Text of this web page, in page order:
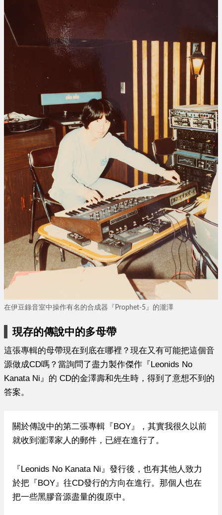
在伊豆錄音室中操作有名的合成器『Prophet-5』的瀧澤
現存的傳說中的多母帶
這張專輯的母帶現在到底在哪裡？現在又有可能把這個音
源做成CD嗎？當詢問了盡力製作傑作 『Leonids No
Kanata Ni 』 的 CD的金澤壽和先生時，得到了意想不到的
答案。
關於傳說中的第二張專輯『BOY』，其實我很久以前
就收到瀧澤家人的郵件，已經在進行了。
『Leonids No Kanata Ni 』發行後，也有其他人致力
於把『BOY』 往CD發行的方向在進行。那個人也在
把一些黑膠音源盡量的復原中。